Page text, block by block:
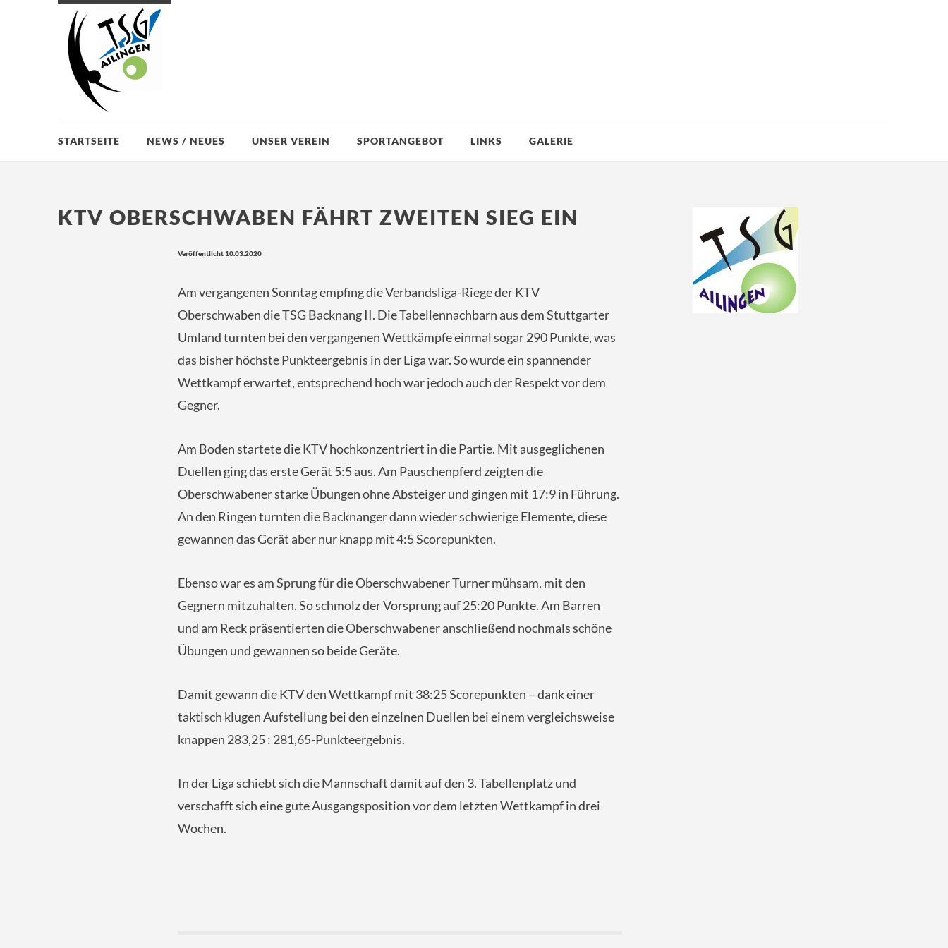
STARTSEITE NEWS / NEUES UNSER VEREIN SPORTANGEBOT LINKS GALERIE
KTV OBERSCHWABEN FÄHRT ZWEITEN SIEG EIN
Veröffentlicht 10.03.2020
Am vergangenen Sonntag empfing die Verbandsliga-Riege der KTV
Oberschwaben die TSG Backnang II. Die Tabellennachbarn aus dem Stuttgarter
Umland turnten bei den vergangenen Wettkämpfe einmal sogar 290 Punkte, was
das bisher höchste Punkteergebnis in der Liga war. So wurde ein spannender
Wettkampf erwartet, entsprechend hoch war jedoch auch der Respekt vor dem
Gegner.
Am Boden startete die KTV hochkonzentriert in die Partie. Mit ausgeglichenen
Duellen ging das erste Gerät 5:5 aus. Am Pauschenpferd zeigten die
Oberschwabener starke Übungen ohne Absteiger und gingen mit 17:9 in Führung.
An den Ringen turnten die Backnanger dann wieder schwierige Elemente, diese
gewannen das Gerät aber nur knapp mit 4:5 Scorepunkten.
Ebenso war es am Sprung für die Oberschwabener Turner mühsam, mit den
Gegnern mitzuhalten. So schmolz der Vorsprung auf 25:20 Punkte. Am Barren
und am Reck präsentierten die Oberschwabener anschließend nochmals schöne
Übungen und gewannen so beide Geräte.
Damit gewann die KTV den Wettkampf mit 38:25 Scorepunkten – dank einer
taktisch klugen Aufstellung bei den einzelnen Duellen bei einem vergleichsweise
knappen 283,25 : 281,65-Punkteergebnis.
In der Liga schiebt sich die Mannschaft damit auf den 3. Tabellenplatz und
verschafft sich eine gute Ausgangsposition vor dem letzten Wettkampf in drei
Wochen.